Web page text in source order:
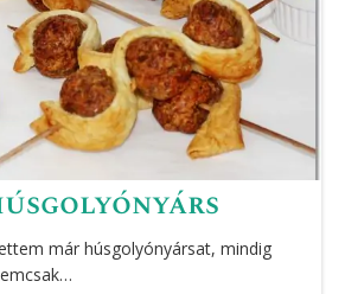
már húsgolyónyársat, mindig